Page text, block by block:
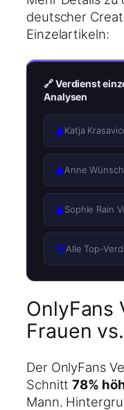
deutscher
Einzelartikeln:
🔗 Verdienst
Analysen
👤Katja
👤Anne
👤Sophie Rain
🏆Alle Top-
OnlyFans
Frauen
Der OnlyFans
Schnitt78%
Mann.